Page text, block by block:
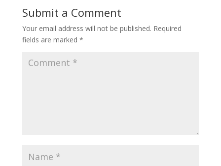
Submit a Comment
Your email address will not be published. Required
fields are marked *